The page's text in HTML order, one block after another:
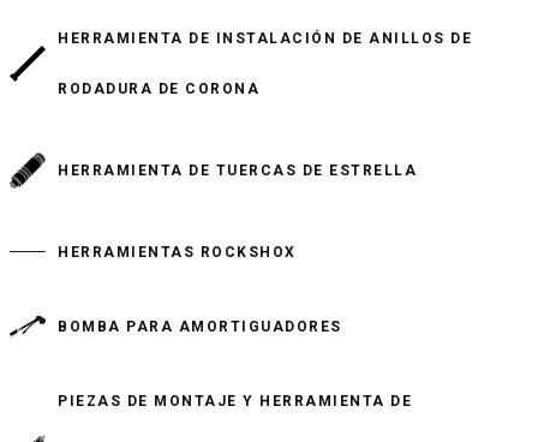
HERRAMIENTA DE INSTALACIÓN DE ANILLOS DE
RODADURA DE CORONA
HERRAMIENTA DE TUERCAS DE ESTRELLA
HERRAMIENTAS ROCKSHOX
BOMBA PARA AMORTIGUADORES
PIEZAS DE MONTAJE Y HERRAMIENTA DE